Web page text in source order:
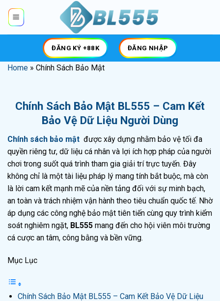
Skip
ĐĂNG KÝ +88K ĐĂNG NHẬP
Home » Chính Sách Bảo Mật
Chính Sách Bảo Mật BL555 – Cam Kết
Bảo Vệ Dữ Liệu Người Dùng
Chính sách bảo mật được xây dựng nhằm bảo vệ tối đa
quyền riêng tư, dữ liệu cá nhân và lợi ích hợp pháp của người
chơi trong suốt quá trình tham gia giải trí trực tuyến. Đây
không chỉ là một tài liệu pháp lý mang tính bắt buộc, mà còn
là lời cam kết mạnh mẽ của nền tảng đối với sự minh bạch,
an toàn và trách nhiệm vận hành theo tiêu chuẩn quốc tế. Nhờ
áp dụng các công nghệ bảo mật tiên tiến cùng quy trình kiểm
soát nghiêm ngặt, BL555 mang đến cho hội viên môi trường
cá cược an tâm, công bằng và bền vững.
Mục Lục
Chính Sách Bảo Mật BL555 – Cam Kết Bảo Vệ Dữ Liệu